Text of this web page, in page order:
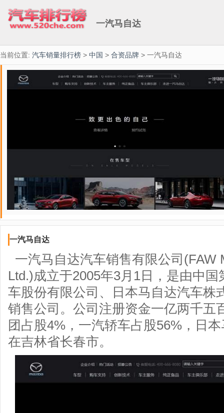
一汽马自达
当前位置: 汽车销量排行榜 > 中国 > 合资品牌 > 一汽马自达
一汽马自达
一汽马自达汽车销售有限公司(FAW
Ltd.)成立于2005年3月1日，是由中
车股份有限公司、日本马自达汽车株
销售公司。公司注册资金一亿两千五
团占股4%，一汽轿车占股56%，日
在吉林省长春市。